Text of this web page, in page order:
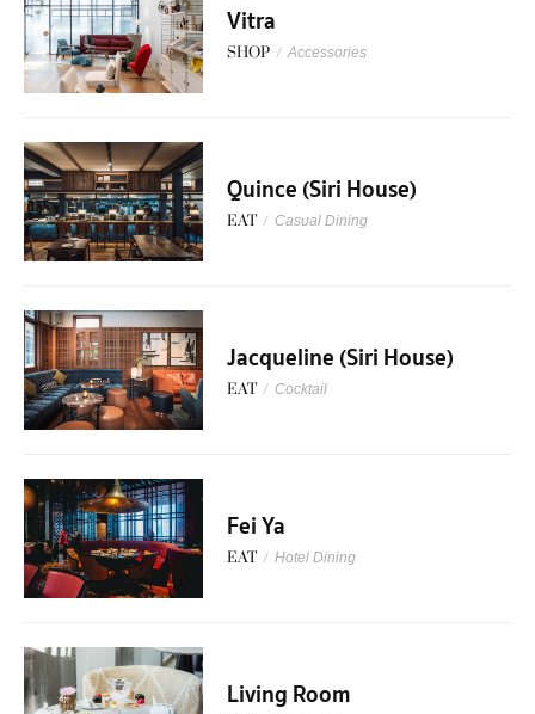
Vitra
SHOP / Accessories
Quince (Siri House)
EAT / Casual Dining
Jacqueline (Siri House)
EAT / Cocktail
Fei Ya
EAT / Hotel Dining
Living Room